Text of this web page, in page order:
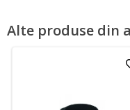
Alte produse din